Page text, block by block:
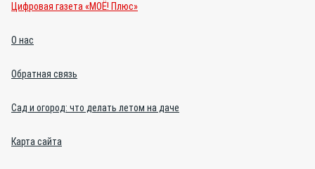
Цифровая газета «МОЁ! Плюс»
О нас
Обратная связь
Сад и огород: что делать летом на даче
Карта сайта